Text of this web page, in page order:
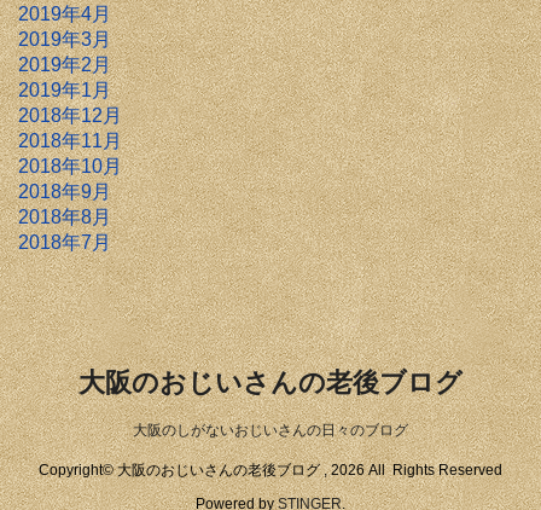
2019年4月
2019年3月
2019年2月
2019年1月
2018年12月
2018年11月
2018年10月
2018年9月
2018年8月
2018年7月
大阪のおじいさんの老後ブログ
大阪のしがないおじいさんの日々のブログ
Copyright© 大阪のおじいさんの老後ブログ , 2026 All Rights Reserved
Powered bySTINGER.